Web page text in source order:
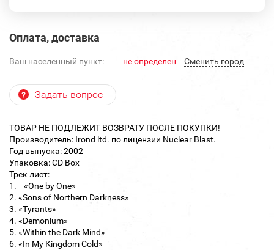
Оплата, доставка
Ваш населенный пункт: не определен Cменить город
Задать вопрос
ТОВАР НЕ ПОДЛЕЖИТ ВОЗВРАТУ ПОСЛЕ ПОКУПКИ!
Производитель: Irond ltd. по лицензии Nuclear Blast.
Год выпуска: 2002
Упаковка: CD Box
Трек лист:
1. «One by One»
2. «Sons of Northern Darkness»
3. «Tyrants»
4. «Demonium»
5. «Within the Dark Mind»
6. «In My Kingdom Cold»